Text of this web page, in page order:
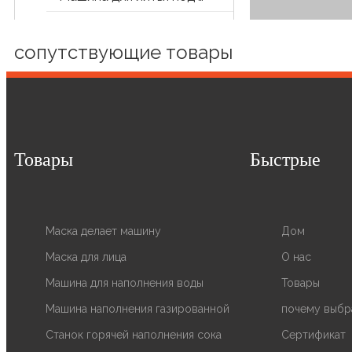
Другая вспомогательная машина
Машина для
бутылку для
до 36000BPh.
сопутствующие товары
Товары
Маска делает машину
Маска для лица
Машина для наполнения воды
Машина наполнения газированной
Станок горячей наполнения сока
Быстрые
Дом
О нас
Товары
почему
Сертификат